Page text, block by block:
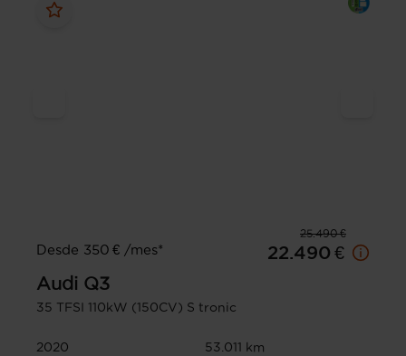
25.490 €
Desde 350 € /mes*
22.490 €
Audi Q3
35 TFSI 110kW (150CV) S tronic
2020
53.011 km